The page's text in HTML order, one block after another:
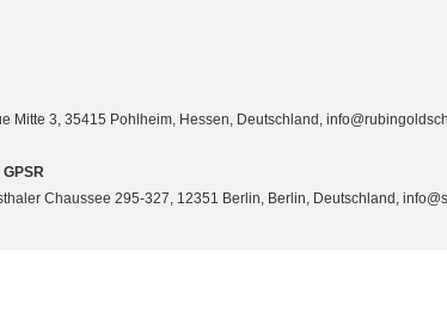
Mitte 3, 35415 Pohlheim, Hessen, Deutschland,
Chaussee 295-327, 12351 Berlin, Berlin, Deutschland,